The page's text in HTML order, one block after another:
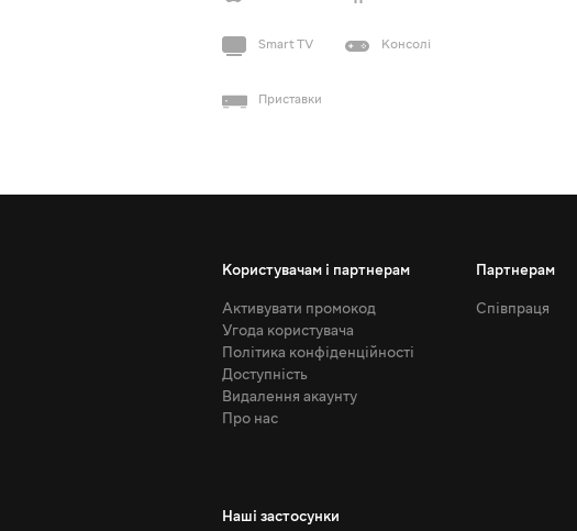
Smart TV Консолі
Приставки
Користувачам і партнерам
Активувати промокод
Угода користувача
Політика конфіденційності
Доступність
Видалення акаунту
Про нас
Партнерам
Співпраця
Наші застосунки